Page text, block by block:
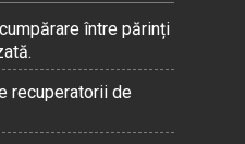
între părinți
recuperatorii de